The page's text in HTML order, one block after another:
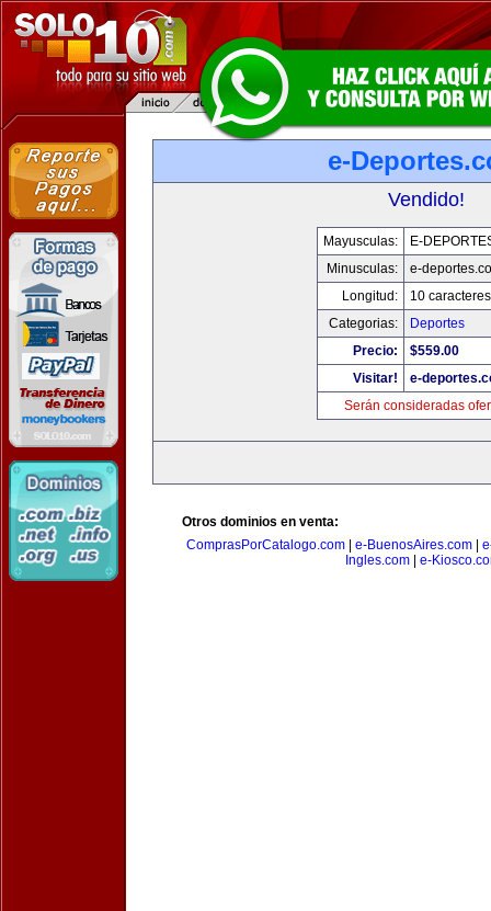
e-
Vendido!
Mayusculas:
E-
Minusculas:
e-
Longitud:
10 caracteres
Categorias:
Deportes
Precio:
$559.00
Visitar!
e-
Serán consideradas
Otros dominios en venta:
ComprasPorCatalogo.com| e-BuenosAires.com|
Ingles.com
e-